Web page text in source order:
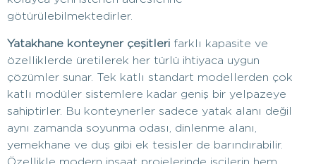
götürülebilmektedirler.
Yatakhane konteyner çeşitleri farklı kapasite ve
özelliklerde üretilerek her türlü ihtiyaca uygun
çözümler sunar. Tek katlı standart modellerden çok
katlı modüler sistemlere kadar geniş bir yelpazeye
sahiptirler. Bu konteynerler sadece yatak alanı değil
aynı zamanda soyunma odası, dinlenme alanı,
yemekhane ve duş gibi ek tesisler de barındırabilir.
Özellikle modern inşaat projelerinde işçilerin hem